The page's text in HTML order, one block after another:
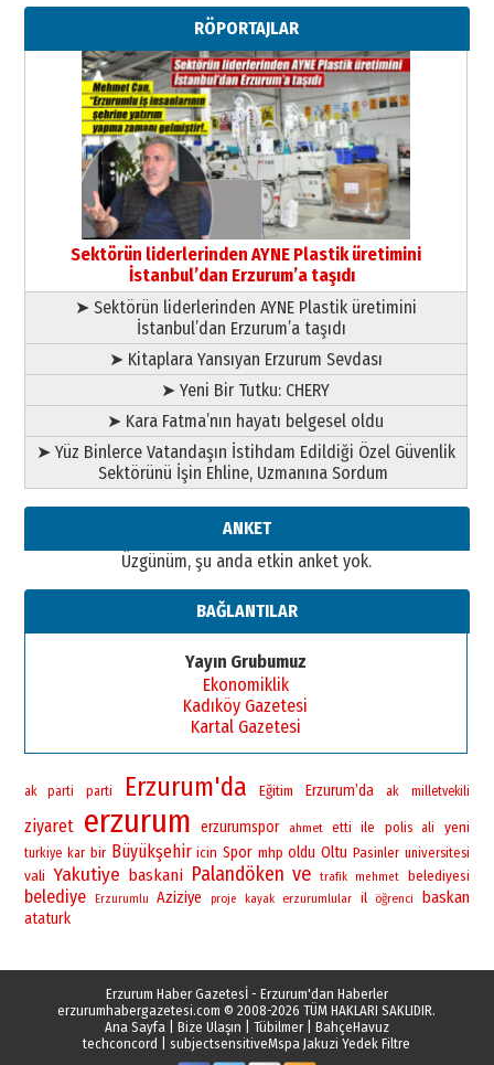
Ahmed Yesevi’den bir Alperen…
”Reisimiz” idi… Hakka yürüdü.!
26 Mart 2026 Perşembe
Cem Bakırcı
Ardında bıraktığı hatıralarıyla
gönül adamı Faruk Terzioğlu!
13 Mayıs 2026 Çarşamba
Esat BİNDESEN
Başkan Sekmen’den Erzurum’a
bir vizyon proje daha!
02 Ağustos 2026 Pazar
RÖPORTAJLAR
Sektörün liderlerinden AYNE Plastik üretimini
İstanbul’dan Erzurum’a taşıdı
➤ Sektörün liderlerinden AYNE Plastik üretimini
İstanbul’dan Erzurum’a taşıdı
➤ Kitaplara Yansıyan Erzurum Sevdası
➤ Yeni Bir Tutku: CHERY
➤ Kara Fatma’nın hayatı belgesel oldu
➤ Yüz Binlerce Vatandaşın İstihdam Edildiği Özel Güvenlik
Sektörünü İşin Ehline, Uzmanına Sordum
ANKET
Üzgünüm, şu anda etkin anket yok.
BAĞLANTILAR
Yayın Grubumuz
Ekonomiklik
Kadıköy Gazetesi
Kartal Gazetesi
ak parti parti Erzurum'da Eğitim Erzurum’da ak milletvekili
ziyaret erzurum erzurumspor ahmet etti ile polis ali yeni
turkiye kar bir Büyükşehir icin Spor mhp oldu Oltu Pasinler universitesi
vali Yakutiye baskani Palandöken ve trafik mehmet belediyesi
belediye Erzurumlu Aziziye proje kayak erzurumlular il öğrenci baskan
ataturk
Erzurum Haber Gazetesİ - Erzurum'dan Haberler
erzurumhabergazetesi.com © 2008-2026 TÜM HAKLARI SAKLIDIR.
Ana Sayfa
Bize Ulaşın Tübilmer| BahçeHavuz
techconcord |subjectsensitiveMspa Jakuzi Yedek Filtre